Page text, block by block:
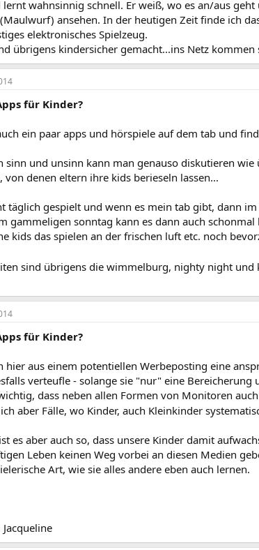
lernt wahnsinnig schnell. Er weiß, wo es an/aus
ansehen. In der heutigen Zeit finde ich
elektronisches Spielzeug.
übrigens kindersicher gemacht...ins Netz kommen
für Kinder?
ein paar apps und hörspiele auf dem tab und
sinn und unsinn kann man genauso diskutieren
von denen eltern ihre kids berieseln lassen...
täglich gespielt und wenn es mein tab gibt, dann
gammeligen sonntag kann es dann auch schonmal
kids das spielen an der frischen luft etc. noch
sind übrigens die wimmelburg, nighty night und
für Kinder?
hier aus einem potentiellen Werbeposting eine
verteufle - solange sie "nur" eine
dass neben allen Formen von Monitoren
aber Fälle, wo Kinder, auch Kleinkinder
es aber auch so, dass unsere Kinder damit
Leben keinen Weg vorbei an diesen Medien
Art, wie sie alles andere eben auch lernen.